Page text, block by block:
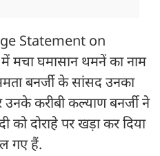
Statement on
मचा घमासान थमनें का नाम
बनर्जी के सांसद उनका
करीबी कल्याण बनर्जी ने
दोराहे पर खड़ा कर दिया
गए हैं.